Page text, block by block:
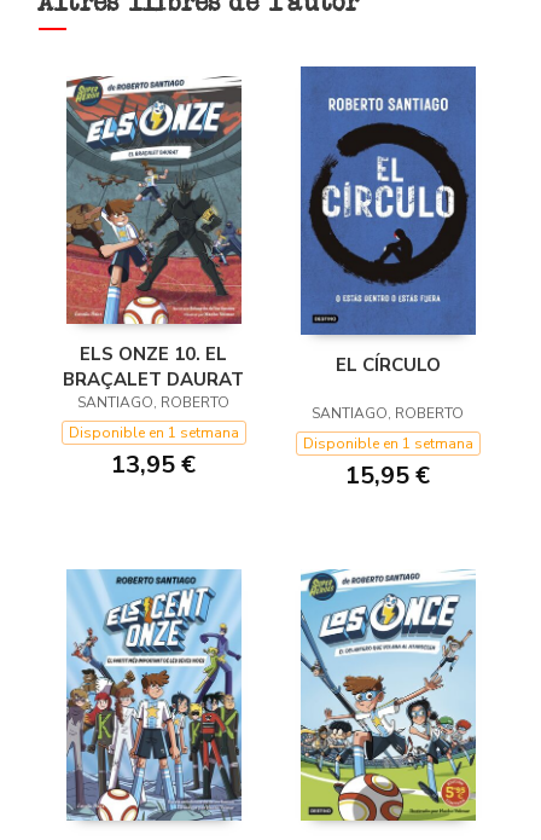
ELS ONZE 10. EL
BRAÇALET DAURAT
SANTIAGO, ROBERTO
Disponible en 1 setmana
13,95 €
EL CÍRCULO
SANTIAGO, ROBERTO
Disponible en 1 setmana
15,95 €